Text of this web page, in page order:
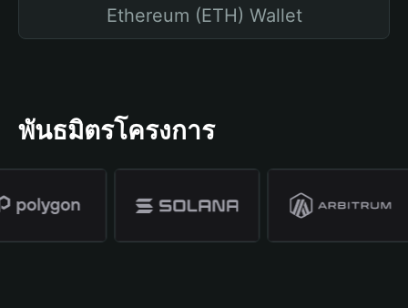
Ethereum (ETH) Wallet
พันธมิตรโครงการ